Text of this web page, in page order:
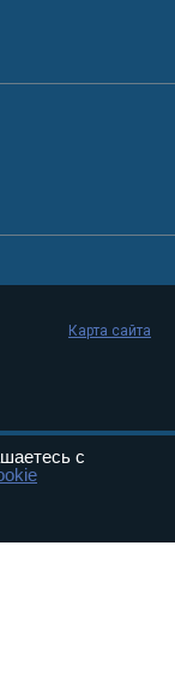
Карта сайта
с